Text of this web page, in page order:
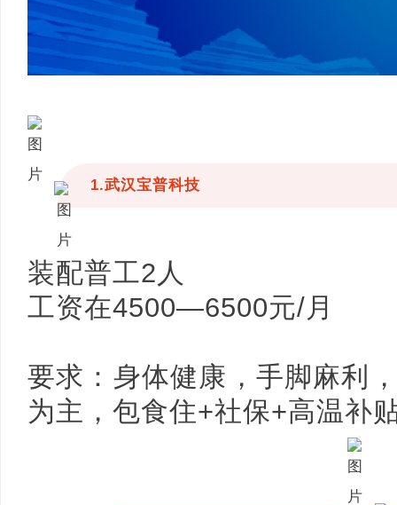
1.武汉宝普科技
装配普工2人
工资在4500—6500元/月
要求：身体健康，手脚麻利
为主，包食住+社保+高温补